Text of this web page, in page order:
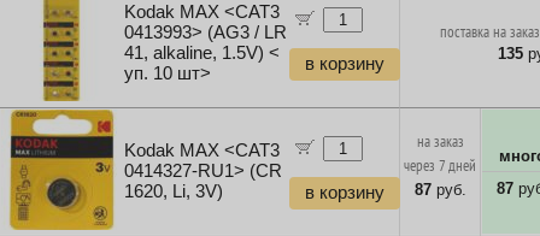
Kodak MAX <CAT3
0413993> (AG3 / LR
41, alkaline, 1.5V) <
уп. 10 шт>
в корзину
поставка на
135
Kodak MAX <CAT3
0414327-RU1> (CR
1620, Li, 3V)
в корзину
на заказ
через 7 дней
87руб.
87